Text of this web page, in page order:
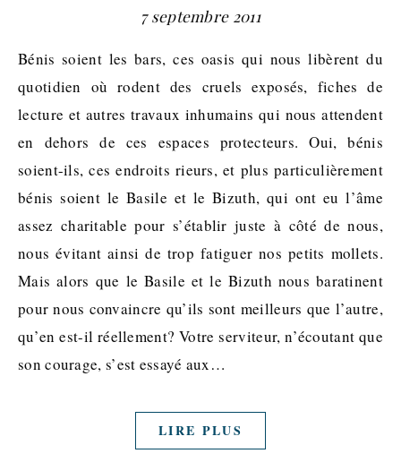
7 septembre 2011
Bénis soient les bars, ces oasis qui nous libèrent du
quotidien où rodent des cruels exposés, fiches de
lecture et autres travaux inhumains qui nous attendent
en dehors de ces espaces protecteurs. Oui, bénis
soient-ils, ces endroits rieurs, et plus particulièrement
bénis soient le Basile et le Bizuth, qui ont eu l’âme
assez charitable pour s’établir juste à côté de nous,
nous évitant ainsi de trop fatiguer nos petits mollets.
Mais alors que le Basile et le Bizuth nous baratinent
pour nous convaincre qu’ils sont meilleurs que l’autre,
qu’en est-il réellement? Votre serviteur, n’écoutant que
son courage, s’est essayé aux…
LIRE PLUS